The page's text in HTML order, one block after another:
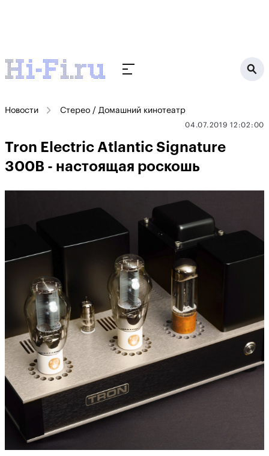
Новости Стерео / Домашний кинотеатр
04.07.2019 12:02:00
Tron Electric Atlantic Signature
300B - настоящая роскошь